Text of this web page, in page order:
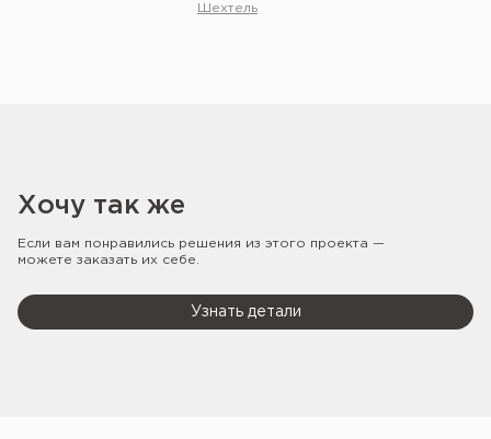
Шехтель
Хочу так же
Если вам понравились решения из этого проекта —
можете заказать их себе.
Узнать детали